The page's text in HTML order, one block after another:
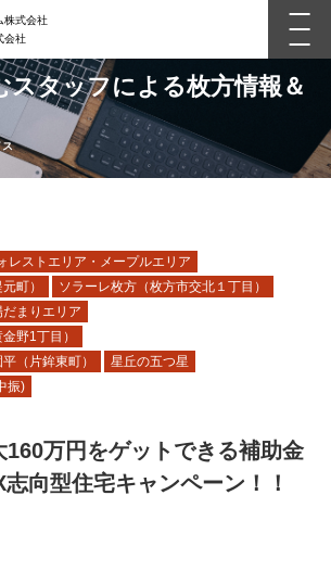
株式会社
会社
スタッフによる枚方情報＆
ス
レストエリア・メープルエリア
町）
ソラーレ枚方（枚方市交北１丁目）
まりエリア
野1丁目）
（片鉾東町）
星丘の五つ星
振)
160万円をゲットできる補助金
向型住宅キャンペーン！！